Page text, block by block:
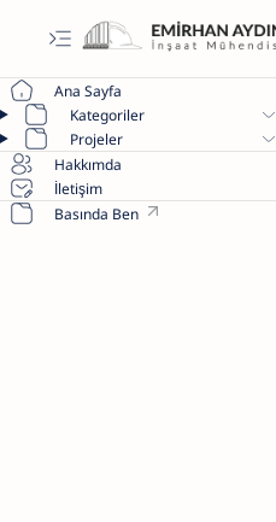
Ana Sayfa
Kategoriler
Projeler
Hakkımda
İletişim
Basında Ben